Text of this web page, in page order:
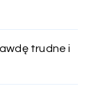
trudne i